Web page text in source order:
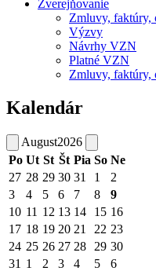
Zverejňovanie
Zmluvy, faktúry,
Výzvy
Návrhy VZN
Platné VZN
Zmluvy, faktúry,
Kalendár
August2026
Po Ut St Št Pia So Ne
27 28 29 30 31 1
2
3
4 5 6 7 8
9
10 11 12 13 14 15 16
17 18 19 20 21 22 23
24 25 26 27 28 29 30
31 1 2 3 4 5 6